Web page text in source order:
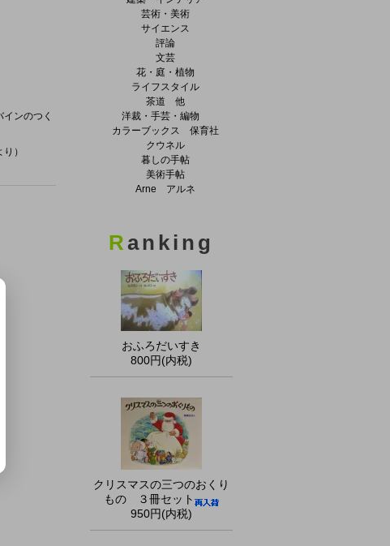
ンのつく
）
芸術・美術
サイエンス
評論
文芸
花・庭・植物
ライフスタイル
茶道 他
洋裁・手芸・編物
カラーブックス 保育社
クウネル
暮しの手帖
美術手帖
Arne アルネ
Ranking
おふろだいすき
800円(内税)
クリスマスの三つのおくり
もの ３冊セット
950円(内税)